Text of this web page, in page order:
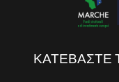
ΚΑΤΕΒΑΣΤΕ